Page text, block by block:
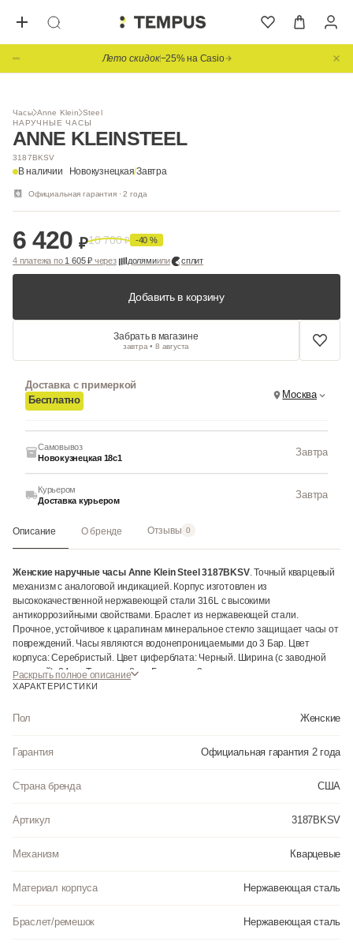
Лето скидок−25% на Casio
Часы Anne Klein Steel
НАРУЧНЫЕ ЧАСЫ
ANNE KLEINSTEEL
3187BKSV
В наличии Новокузнецкая/Завтра
Официальная гарантия · 2 года
1/ 2
6 420 ₽10 700₽ -40 %
4 платежа по 1 605 ₽через долямиили сплит
Добавить в корзину
Забрать в магазине
завтра • 8 августа
Доставка с примеркой
Бесплатно
Москва
Самовывоз
Новокузнецкая 18с1
Завтра
Курьером
Доставка курьером
Завтра
Описание О бренде Отзывы 0
Женские наручные часы Anne Klein Steel 3187BKSV. Точный кварцевый
механизм с аналоговой индикацией. Корпус изготовлен из
высококачественной нержавеющей стали 316L с высокими
антикоррозийными свойствами. Браслет из нержавеющей стали.
Прочное, устойчивое к царапинам минеральное стекло защищает часы от
повреждений. Часы являются водонепроницаемыми до 3 Бар. Цвет
корпуса: Серебристый. Цвет циферблата: Черный. Ширина (с заводной
головкой): 34мм. Толщина: 8мм. Гарантия: 2 года.
Раскрыть полное описание
ХАРАКТЕРИСТИКИ
Пол Женские
Гарантия Официальная гарантия 2 года
Страна бренда США
Артикул 3187BKSV
Механизм Кварцевые
Материал корпуса Нержавеющая сталь
Браслет/ремешок Нержавеющая сталь